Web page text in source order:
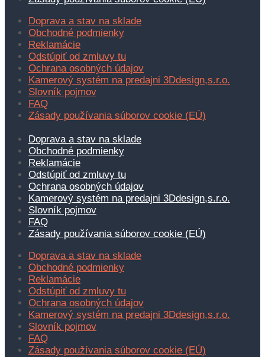
Doprava a stav na sklade
Obchodné podmienky
Reklamácie
Odstúpiť od zmluvy tu
Ochrana osobných údajov
Kamerový systém na predajni 3Ddesign,s.r.o.
Slovník pojmov
FAQ
Zásady používania súborov cookie (EÚ)
Doprava a stav na sklade
Obchodné podmienky
Reklamácie
Odstúpiť od zmluvy tu
Ochrana osobných údajov
Kamerový systém na predajni 3Ddesign,s.r.o.
Slovník pojmov
FAQ
Zásady používania súborov cookie (EÚ)
Doprava a stav na sklade
Obchodné podmienky
Reklamácie
Odstúpiť od zmluvy tu
Ochrana osobných údajov
Kamerový systém na predajni 3Ddesign,s.r.o.
Slovník pojmov
FAQ
Zásady používania súborov cookie (EÚ)